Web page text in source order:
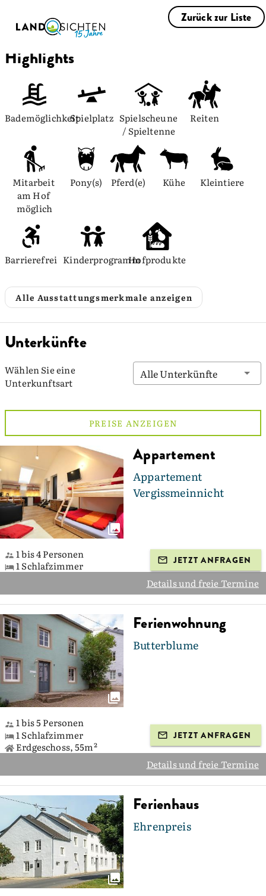
Zurück zur Liste
Highlights
BademöglichkeitSpielplatz Spielscheune
/ Spieltenne
Reiten
Mitarbeit
am Hof
möglich
Pony(s) Pferd(e) Kühe Kleintiere
Barrierefrei KinderprogrammHofprodukte
Alle Ausstattungsmerkmale anzeigen
Unterkünfte
Wählen Sie eine
Unterkunftsart
Alle Unterkünfte
PREISE ANZEIGEN
Appartement
Appartement
Vergissmeinnicht
1 bis 4 Personen
1 Schlafzimmer
JETZT ANFRAGEN
Details und freie Termine
Ferienwohnung
Butterblume
1 bis 5 Personen
1 Schlafzimmer
Erdgeschoss, 55m²
JETZT ANFRAGEN
Details und freie Termine
Ferienhaus
Ehrenpreis